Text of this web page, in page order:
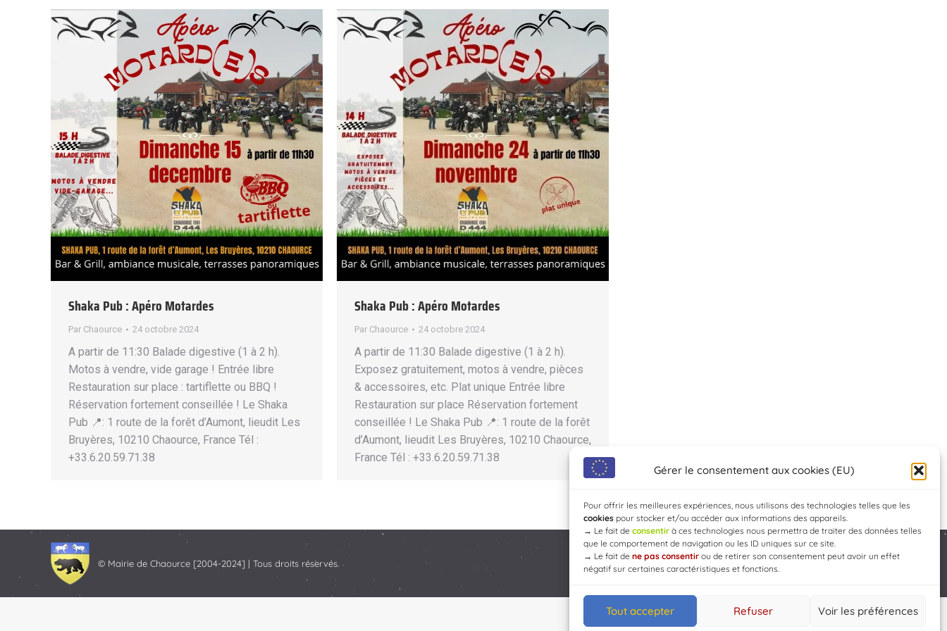
Gérer le consentement aux cookies (EU)
Pour offrir les meilleures expériences, nous utilisons des technologies telles que les
cookies pour stocker et/ou accéder aux informations des appareils.
→ Le fait de consentir à ces technologies nous permettra de traiter des données telles
que le comportement de navigation ou les ID uniques sur ce site.
→ Le fait de ne pas consentir ou de retirer son consentement peut avoir un effet
négatif sur certaines caractéristiques et fonctions.
Tout accepter Refuser Voir les préférences
Shaka Pub : Apéro Motardes
Par Chaource 24 octobre 2024
A partir de 11:30 Balade digestive (1 à 2 h).
Motos à vendre, vide garage ! Entrée libre
Restauration sur place : tartiflette ou BBQ !
Réservation fortement conseillée ! Le Shaka
Pub 📍: 1 route de la forêt d’Aumont, lieudit Les
Bruyères, 10210 Chaource, France Tél :
+33.6.20.59.71.38
Shaka Pub : Apéro Motardes
Par Chaource 24 octobre 2024
A partir de 11:30 Balade digestive (1 à 2 h).
Exposez gratuitement, motos à vendre, pièces
& accessoires, etc. Plat unique Entrée libre
Restauration sur place Réservation fortement
conseillée ! Le Shaka Pub 📍: 1 route de la forêt
d’Aumont, lieudit Les Bruyères, 10210 Chaource,
France Tél : +33.6.20.59.71.38
© Mairie de Chaource [2004-2024] | Tous droits réservés. Developed by